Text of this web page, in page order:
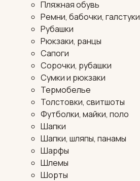
Пляжная обувь
Ремни, бабочки, галстуки
Рубашки
Рюкзаки, ранцы
Сапоги
Сорочки, рубашки
Сумки и рюкзаки
Термобелье
Толстовки, свитшоты
Футболки, майки, поло
Шапки
Шапки, шляпы, панамы
Шарфы
Шлемы
Шорты